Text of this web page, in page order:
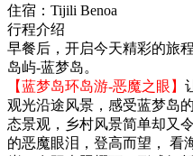
住宿： Tijili Benoa
行程介绍
早餐后，开启今天精彩的旅
岛屿-蓝梦岛。
【蓝梦岛环岛游-恶魔之眼】
观光沿途风景，感受蓝梦岛
态景观，乡村风景简单却又
的恶魔眼泪，登高而望， 看